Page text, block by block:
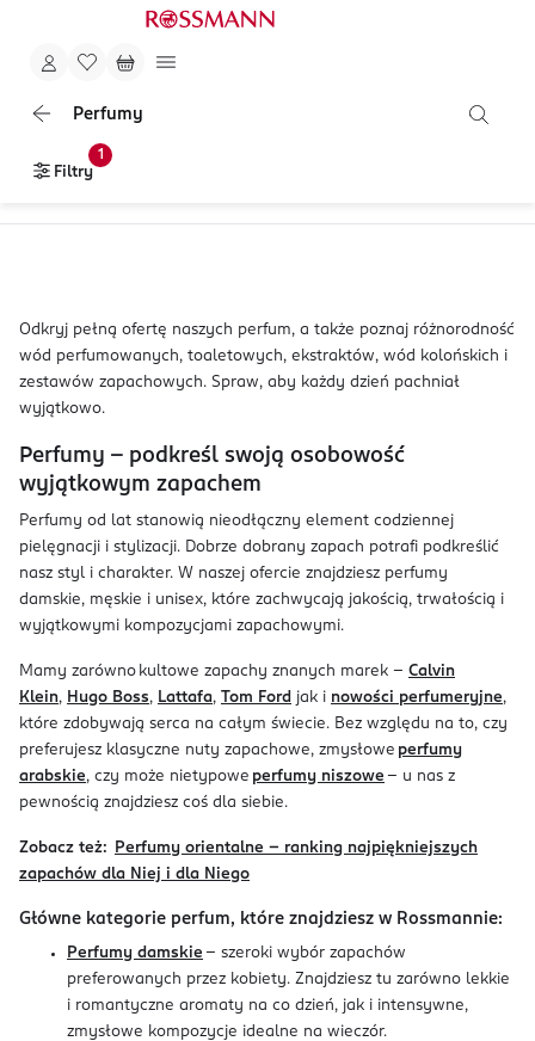
Perfumy
Filtry
1
Odkryj pełną ofertę naszych perfum, a także poznaj różnorodność
wód perfumowanych, toaletowych, ekstraktów, wód kolońskich i
zestawów zapachowych. Spraw, aby każdy dzień pachniał
wyjątkowo.
Perfumy – podkreśl swoją osobowość
wyjątkowym zapachem
Perfumy od lat stanowią nieodłączny element codziennej
pielęgnacji i stylizacji. Dobrze dobrany zapach potrafi podkreślić
nasz styl i charakter. W naszej ofercie znajdziesz perfumy
damskie, męskie i unisex, które zachwycają jakością, trwałością i
wyjątkowymi kompozycjami zapachowymi.
Mamy zarówno kultowe zapachy znanych marek – Calvin
Klein, Hugo Boss, Lattafa, Tom Ford jak i nowości perfumeryjne,
które zdobywają serca na całym świecie. Bez względu na to, czy
preferujesz klasyczne nuty zapachowe, zmysłowe perfumy
arabskie, czy może nietypowe perfumy niszowe – u nas z
pewnością znajdziesz coś dla siebie.
Zobacz też:
Perfumy orientalne - ranking najpiękniejszych
zapachów dla Niej i dla Niego
Główne kategorie perfum, które znajdziesz w Rossmannie:
Perfumy damskie – szeroki wybór zapachów
preferowanych przez kobiety. Znajdziesz tu zarówno lekkie
i romantyczne aromaty na co dzień, jak i intensywne,
zmysłowe kompozycje idealne na wieczór.